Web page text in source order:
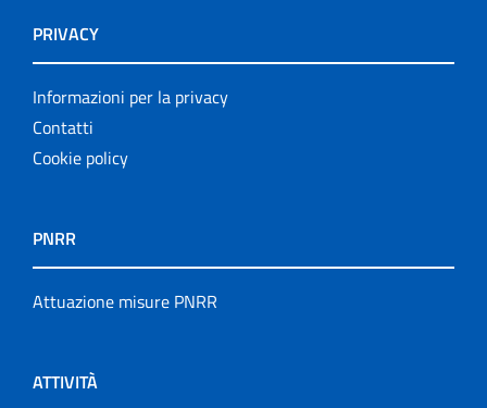
PRIVACY
Informazioni per la privacy
Contatti
Cookie policy
PNRR
Attuazione misure PNRR
ATTIVITÀ